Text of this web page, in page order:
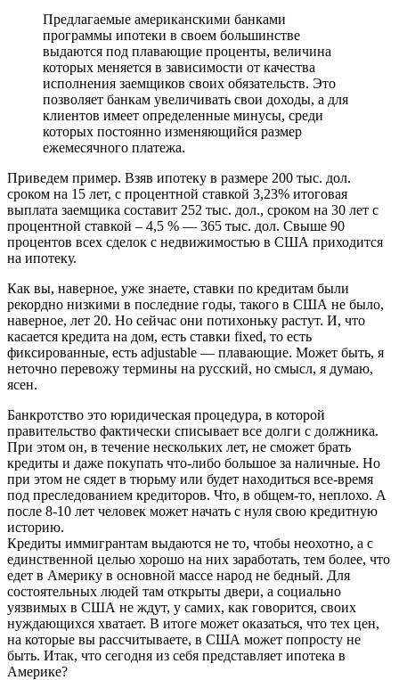
Предлагаемые американскими банками
программы ипотеки в своем большинстве
выдаются под плавающие проценты, величина
которых меняется в зависимости от качества
исполнения заемщиков своих обязательств. Это
позволяет банкам увеличивать свои доходы, а для
клиентов имеет определенные минусы, среди
которых постоянно изменяющийся размер
ежемесячного платежа.
Приведем пример. Взяв ипотеку в размере 200 тыс. дол.
сроком на 15 лет, с процентной ставкой 3,23% итоговая
выплата заемщика составит 252 тыс. дол., сроком на 30 лет с
процентной ставкой – 4,5 % — 365 тыс. дол. Свыше 90
процентов всех сделок с недвижимостью в США приходится
на ипотеку.
Как вы, наверное, уже знаете, ставки по кредитам были
рекордно низкими в последние годы, такого в США не было,
наверное, лет 20. Но сейчас они потихоньку растут. И, что
касается кредита на дом, есть ставки fixed, то есть
фиксированные, есть adjustable — плавающие. Может быть, я
неточно перевожу термины на русский, но смысл, я думаю,
ясен.
Банкротство это юридическая процедура, в которой
правительство фактически списывает все долги с должника.
При этом он, в течение нескольких лет, не сможет брать
кредиты и даже покупать что-либо большое за наличные. Но
при этом не сядет в тюрьму или будет находиться все-время
под преследованием кредиторов. Что, в общем-то, неплохо. А
после 8-10 лет человек может начать с нуля свою кредитную
историю.
Кредиты иммигрантам выдаются не то, чтобы неохотно, а с
единственной целью хорошо на них заработать, тем более, что
едет в Америку в основной массе народ не бедный. Для
состоятельных людей там открыты двери, а социально
уязвимых в США не ждут, у самих, как говорится, своих
нуждающихся хватает. В итоге может оказаться, что тех цен,
на которые вы рассчитываете, в США может попросту не
быть. Итак, что сегодня из себя представляет ипотека в
Америке?